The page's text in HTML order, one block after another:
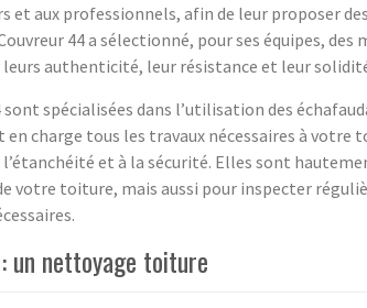
et aux professionnels, afin de leur proposer
44 a sélectionné, pour ses équipes, des
authenticité, leur résistance et leur
sont spécialisées dans l’utilisation des
charge tous les travaux nécessaires à votre
et à la sécurité. Elles sont
votre toiture, mais aussi pour inspecter
un nettoyage toiture